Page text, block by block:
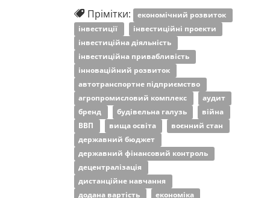
Прімітки: економічний розвиток
інвестиції
інвестиційні проекти
інвестиційна діяльність
інвестиційна привабливість
інноваційний розвиток
автотранспортне підприємство
агропромисловий комплекс
аудит
бренд
будівельна галузь
війна
ВВП
вища освіта
воєнний стан
державний бюджет
державний фінансовий контроль
децентралізація
дистанційне навчання
додана вартість
економіка